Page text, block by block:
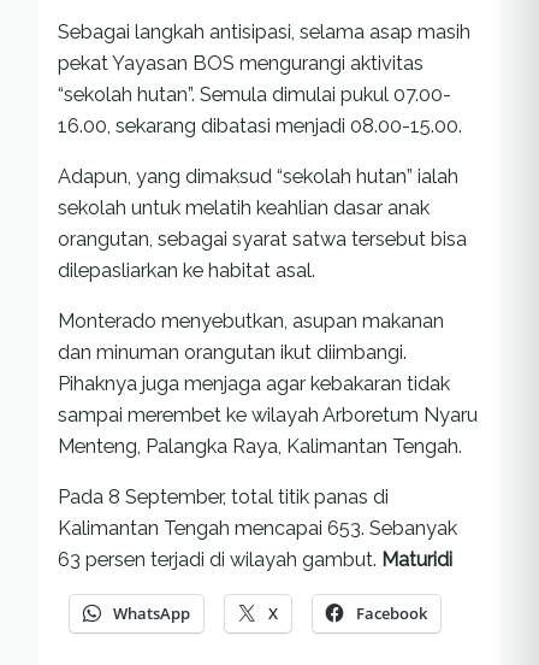
Sebagai langkah antisipasi, selama asap masih
pekat Yayasan BOS mengurangi aktivitas
“sekolah hutan”. Semula dimulai pukul 07.00-
16.00, sekarang dibatasi menjadi 08.00-15.00.
Adapun, yang dimaksud “sekolah hutan” ialah
sekolah untuk melatih keahlian dasar anak
orangutan, sebagai syarat satwa tersebut bisa
dilepasliarkan ke habitat asal.
Monterado menyebutkan, asupan makanan
dan minuman orangutan ikut diimbangi.
Pihaknya juga menjaga agar kebakaran tidak
sampai merembet ke wilayah Arboretum Nyaru
Menteng, Palangka Raya, Kalimantan Tengah.
Pada 8 September, total titik panas di
Kalimantan Tengah mencapai 653. Sebanyak
63 persen terjadi di wilayah gambut. Maturidi
WhatsApp X Facebook